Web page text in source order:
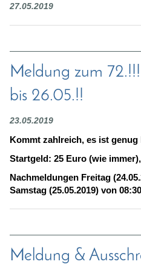
27.05.2019
Meldung zum
bis 26.05.!!
23.05.2019
Kommt zahlreich, es ist
Startgeld: 25 Euro (wie
Nachmeldungen Freitag
Samstag (25.05.2019) von
Meldung &